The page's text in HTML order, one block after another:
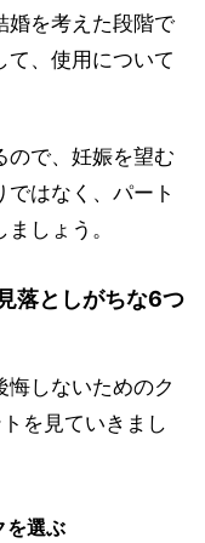
婚を考えた段階で
て、使用について
ので、妊娠を望む
はなく、パート
しょう。
落としがちな6つ
悔しないためのク
を見ていきまし
を選ぶ